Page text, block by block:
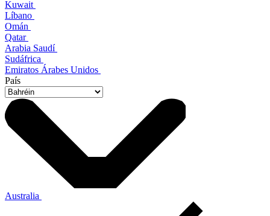
Kuwait
Líbano
Omán
Qatar
Arabia Saudí
Sudáfrica
Emiratos Árabes Unidos
País
Australia